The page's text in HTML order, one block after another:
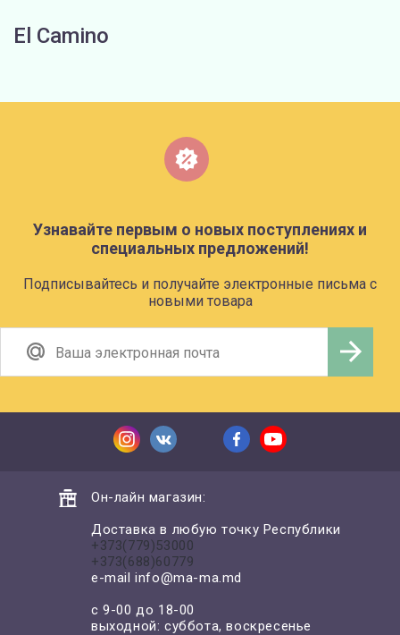
El Camino
Узнавайте первым о новых поступлениях и
специальных предложений!
Подписывайтесь и получайте электронные письма с
новыми товара
Он-лайн магазин:
Доставка в любую точку Республики
+373(779)53000
+373(688)60779
e-mailinfo@ma-ma.md
с 9-00 до 18-00
выходной: суббота, воскресенье